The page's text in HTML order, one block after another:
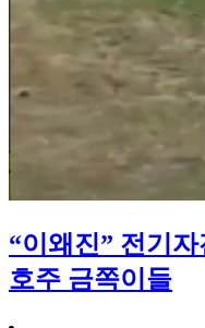
“이왜진” 전기
호주 금쪽이들